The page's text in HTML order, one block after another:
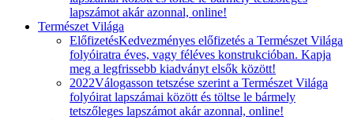
lapszámot akár azonnal, online!
Természet Világa
ElőfizetésKedvezményes előfizetés a Természet Világa
folyóiratra éves, vagy féléves konstrukcióban. Kapja
meg a legfrissebb kiadványt elsők között!
2022Válogasson tetszése szerint a Természet Világa
folyóirat lapszámai között és töltse le bármely
tetszőleges lapszámot akár azonnal, online!